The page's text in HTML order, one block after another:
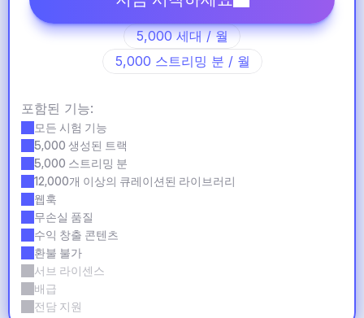
5,000 세대 / 월
5,000 스트리밍 분 / 월
포함된 기능:
모든 시험 기능
5,000 생성된 트랙
5,000 스트리밍 분
12,000개 이상의 큐레이션된 라이브러리
웹훅
무손실 품질
수익 창출 콘텐츠
환불 불가
서브 라이센스
배급
전담 지원